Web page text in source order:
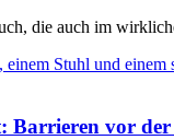
die auch im
vor der